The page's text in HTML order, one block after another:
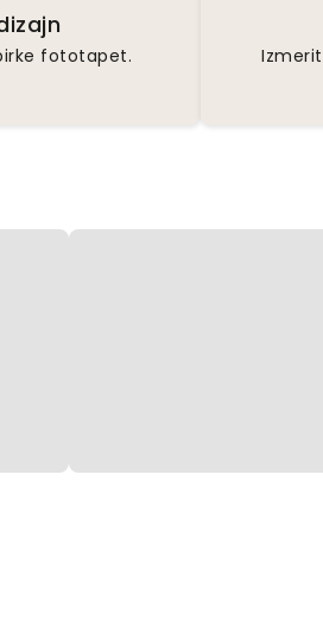
fototapet.